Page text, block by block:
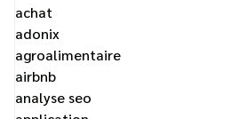
achat
adonix
agroalimentaire
airbnb
analyse seo